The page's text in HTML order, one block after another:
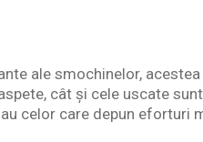
ale smochinelor,
cât și cele uscate
celor care depun eforturi